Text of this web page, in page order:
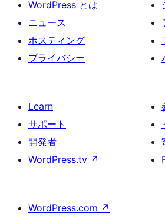
WordPress とは
ニュース
ホスティング
プライバシー
Learn
サポート
開発者
WordPress.tv ↗
WordPress.com ↗